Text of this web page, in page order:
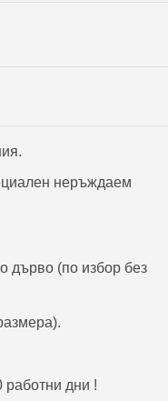
неръждаем
дърво (по избор без
дни !